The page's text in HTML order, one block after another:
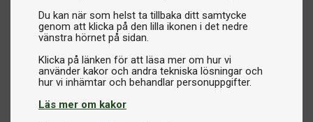
Du kan när som helst ta tillbaka ditt samtycke
genom att klicka på den lilla ikonen i det nedre
vänstra hörnet på sidan.
Klicka på länken för att läsa mer om hur vi
använder kakor och andra tekniska lösningar och
Läs mer om kakor